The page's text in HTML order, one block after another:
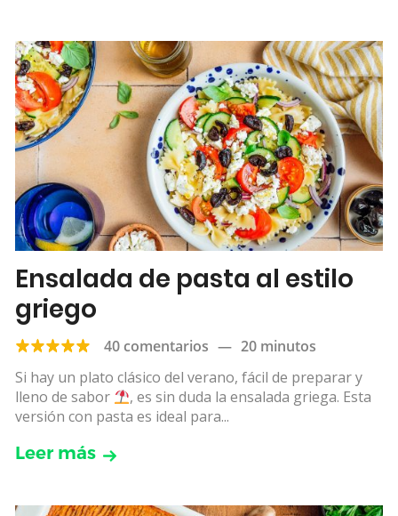
Ensalada de pasta al estilo
griego
40 comentarios — 20 minutos
Si hay un plato clásico del verano, fácil de preparar y
lleno de sabor
, es sin duda la ensalada griega. Esta
versión con pasta es ideal para...
Leer más